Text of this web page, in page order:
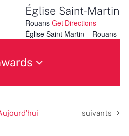
Église Saint-Martin
Rouans Get Directions
Église Saint-Martin – Rouans
Évènements
suivants